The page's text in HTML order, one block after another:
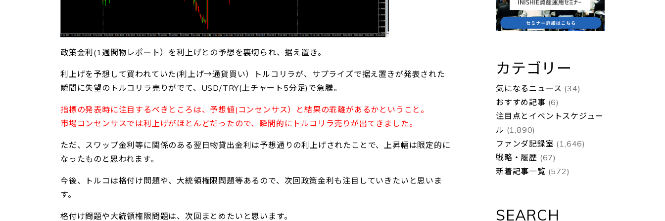
政策金利(1週間物レポート）を利上げとの予想を裏切られ、据え置き。
利上げを予想して買われていた(利上げ→通貨買い）トルコリラが、サプライズで据え置きが発表された
瞬間に失望のトルコリラ売りがでて、USD/TRY(上チャート5分足)で急騰。
指標の発表時に注目するべきところは、予想値(コンセンサス）と結果の乖離があるかということ。
市場コンセンサスでは利上げがほとんどだったので、瞬間的にトルコリラ売りが出てきました。
ただ、スワップ金利等に関係のある翌日物貸出金利は予想通りの利上げされたことで、上昇幅は限定的に
なったものと思われます。
今後、トルコは格付け問題や、大統領権限問題等あるので、次回政策金利も注目していきたいと思いま
す。
格付け問題や大統領権限問題は、次回まとめたいと思います。
カテゴリー
気になるニュース (34)
おすすめ記事 (6)
注目点とイベントスケジュー
ル (1,890)
ファンダ記録室 (1,646)
戦略・履歴 (67)
新着記事一覧 (572)
SEARCH